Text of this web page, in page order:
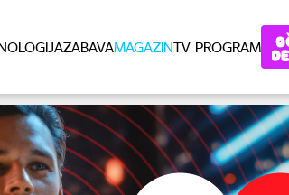
ZABAVAMAGAZINTV PROGRAM